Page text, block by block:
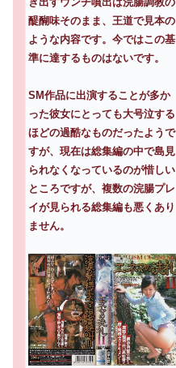
醍醐味そのまま、王道で見本の
ような内容です。今ではこの基
準に達するものはないです。
SM作品に出演することが多か
った彼女にとっても大号泣する
ほどの過酷なものだったようで
すが、現在は総集編の中で島見
られなくなっているのが惜しい
ところですが、複数の浣腸プレ
イが見られる総集編も悪くあり
ません。